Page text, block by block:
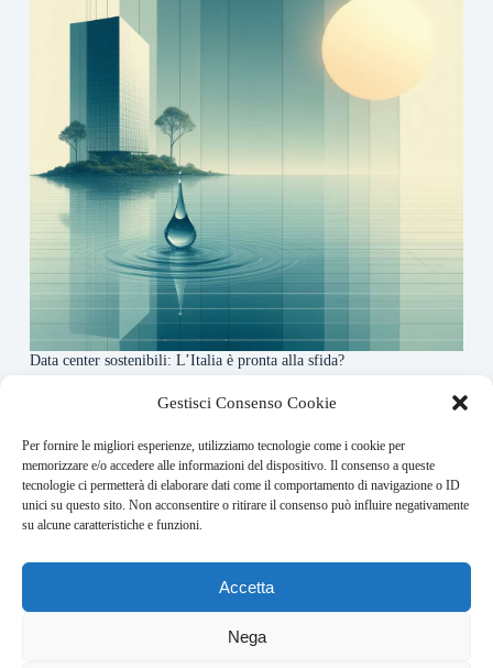
Gestisci Consenso Cookie
Per fornire le migliori esperienze, utilizziamo tecnologie come i cookie per
memorizzare e/o accedere alle informazioni del dispositivo. Il consenso a queste
tecnologie ci permetterà di elaborare dati come il comportamento di navigazione o ID
unici su questo sito. Non acconsentire o ritirare il consenso può influire negativamente
su alcune caratteristiche e funzioni.
Accetta
Nega
Data center sostenibili: L’Italia è pronta alla sfida?
About this website
Finance-Bullet.it ogni giorno trova per te le notizie più
rilevanti in ambito finanziario.
Address:
VIA USODIMARE 3 - 37138 - VERONA (VR)
redazione@bullet-network.com